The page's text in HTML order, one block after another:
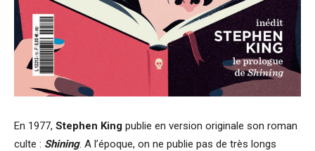
En 1977, Stephen King publie en version originale son roman
culte : Shining. A l’époque, on ne publie pas de très longs